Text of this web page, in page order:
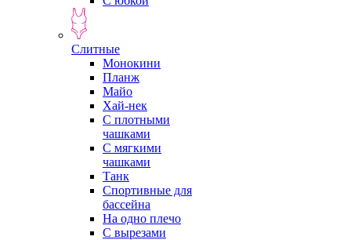
Слитные
Монокини
Планж
Майо
Хай-нек
С плотными
чашками
С мягкими
чашками
Танк
Спортивные для
бассейна
На одно плечо
С вырезами